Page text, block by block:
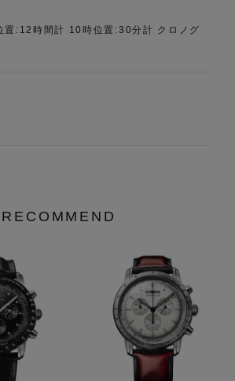
置:12時間計 10時位置:30分計 クロノグ
RECOMMEND